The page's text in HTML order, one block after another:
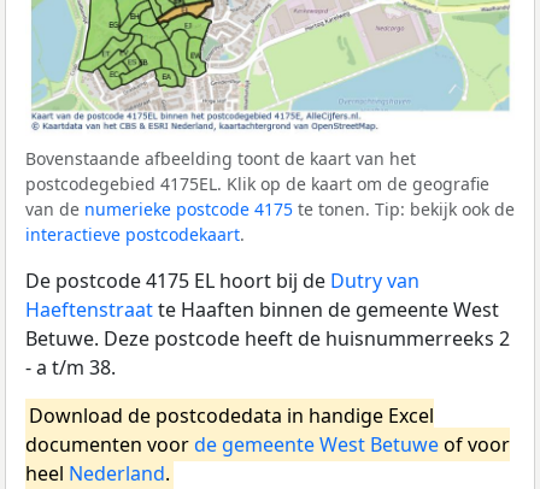
Bovenstaande afbeelding toont de kaart van het
postcodegebied 4175EL. Klik op de kaart om de geografie
van de numerieke postcode 4175 te tonen. Tip: bekijk ook de
interactieve postcodekaart.
De postcode 4175 EL hoort bij de Dutry van
Haeftenstraatte Haaften binnen de gemeente West
Betuwe. Deze postcode heeft de huisnummerreeks 2
- a t/m 38.
Download de postcodedata in handige Excel
documenten voorde gemeente West Betuweof voor
heel Nederland.